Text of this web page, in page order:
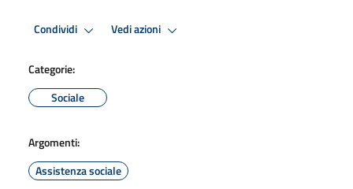
Condividi Vedi azioni
Categorie:
Sociale
Argomenti:
Assistenza sociale